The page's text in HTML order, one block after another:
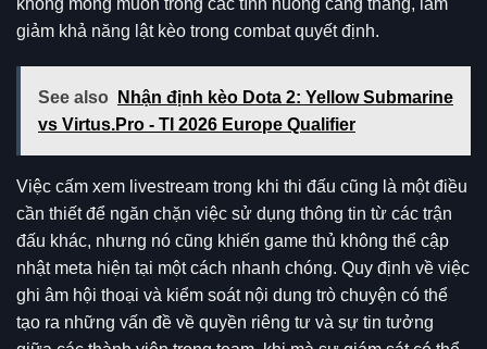
giảm khả năng lật kèo trong combat quyết định.
See also
Nhận định kèo Dota 2: Yellow Submarine
vs Virtus.Pro - TI 2026 Europe Qualifier
Việc cấm xem livestream trong khi thi đấu cũng là một điều
cần thiết để ngăn chặn việc sử dụng thông tin từ các trận
đấu khác, nhưng nó cũng khiến game thủ không thể cập
nhật meta hiện tại một cách nhanh chóng. Quy định về việc
ghi âm hội thoại và kiểm soát nội dung trò chuyện có thể
tạo ra những vấn đề về quyền riêng tư và sự tin tưởng